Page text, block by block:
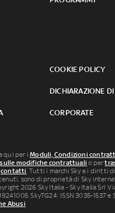
COOKIE POLICY
DICHIARAZIONE
CORPORATE
qui per iModuli, Condizioni
modifiche contrattuali o per
contatti . Tutti i marchi Sky e i diritti
sono di proprietà di Sky
2026 Sky Italia - Sky Italia Srl
SkyTG24: ISSN 3035-1537 e
Abusi